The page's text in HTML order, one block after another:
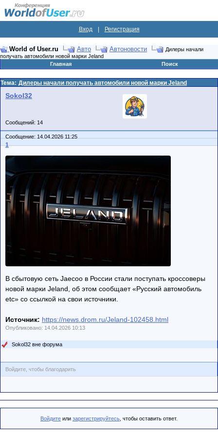
Вход Регистрация
World of User.ru Авто Автоновости
Дилеры начали
получать автомобили новой марки Jeland
Главная
Поиск
Тема: Дилеры начали получать автомобили новой марки Jeland
Sokol32
Сообщений: 14
Сообщение: 14.04.2026 11:25
1
В сбытовую сеть Jaecoo в России стали поступать кроссоверы
новой марки Jeland, об этом сообщает «Русский автомобиль
etc» со ссылкой на свои источники.
Источник: https://news.drom.ru/Jeland-102458.html
Опубликовано: 14.04.2026 10:13
Sokol32 вне форума
Войдите, чтобы благодарить
Войдите или зарегистрируйтесь , чтобы оставить ответ.